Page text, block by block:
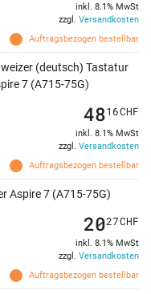
Auftragsbezogen bestellbar
inkl. 8.1% MwSt
zzgl. Versandkosten
(deutsch) Tastatur
7 (A715-75G)
Auftragsbezogen bestellbar
4816CHF
inkl. 8.1% MwSt
zzgl. Versandkosten
Aspire 7 (A715-75G)
Auftragsbezogen bestellbar
2027CHF
inkl. 8.1% MwSt
zzgl. Versandkosten